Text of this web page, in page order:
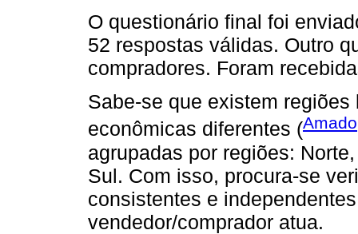
O questionário final foi
52 respostas válidas. Outro
compradores. Foram
Sabe-se que existem
econômicas diferentes (
agrupadas por regiões:
Sul. Com isso, procura-se
consistentes e
vendedor/comprador atua.